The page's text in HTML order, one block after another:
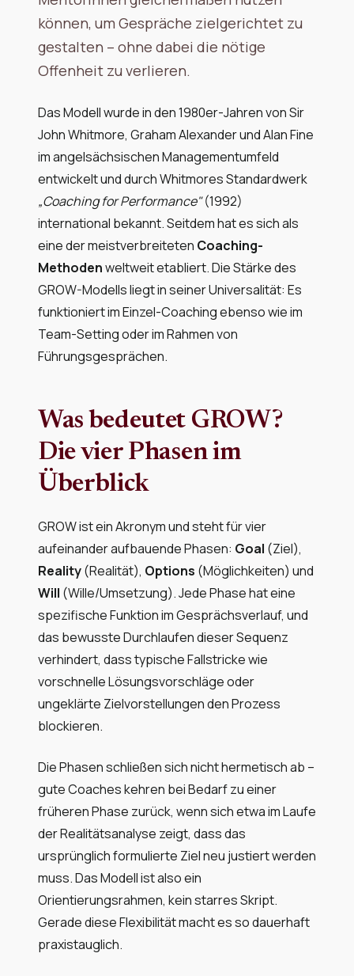
können, um Gespräche zielgerichtet zu
gestalten – ohne dabei die nötige
Offenheit zu verlieren.
Das Modell wurde in den 1980er-Jahren von Sir
John Whitmore, Graham Alexander und Alan Fine
im angelsächsischen Managementumfeld
entwickelt und durch Whitmores Standardwerk
„Coaching for Performance"(1992)
international bekannt. Seitdem hat es sich als
eine der meistverbreiteten Coaching-
Methodenweltweit etabliert. Die Stärke des
GROW-Modells liegt in seiner Universalität: Es
funktioniert im Einzel-Coaching ebenso wie im
Team-Setting oder im Rahmen von
Führungsgesprächen.
Was bedeutet GROW?
Die vier Phasen im
Überblick
GROW ist ein Akronym und steht für vier
aufeinander aufbauende Phasen: Goal (Ziel),
Reality(Realität), Options (Möglichkeiten) und
Will (Wille/Umsetzung). Jede Phase hat eine
spezifische Funktion im Gesprächsverlauf, und
das bewusste Durchlaufen dieser Sequenz
verhindert, dass typische Fallstricke wie
vorschnelle Lösungsvorschläge oder
ungeklärte Zielvorstellungen den Prozess
blockieren.
Die Phasen schließen sich nicht hermetisch ab –
gute Coaches kehren bei Bedarf zu einer
früheren Phase zurück, wenn sich etwa im Laufe
der Realitätsanalyse zeigt, dass das
ursprünglich formulierte Ziel neu justiert werden
muss. Das Modell ist also ein
Orientierungsrahmen, kein starres Skript.
Gerade diese Flexibilität macht es so dauerhaft
praxistauglich.